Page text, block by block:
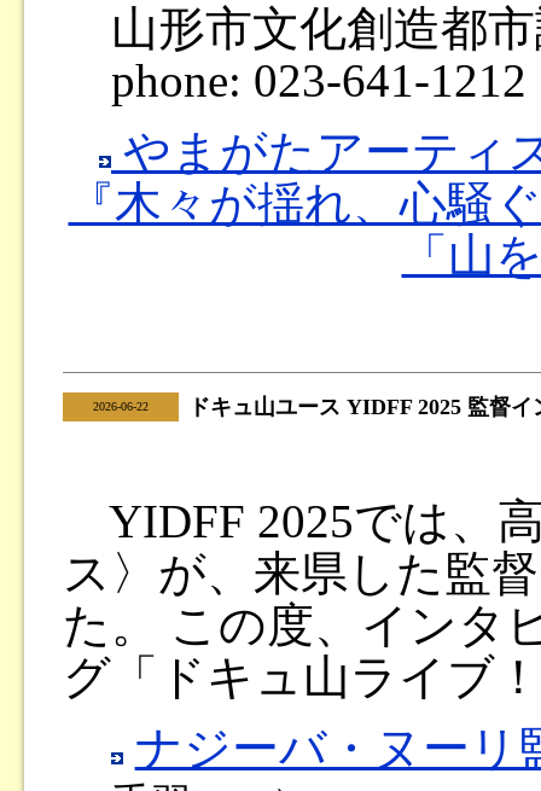
山形市文化創造都
phone: 023-641-
やまがたアーティ
『木々が揺れ、心騒
「山
2026-06-22 ドキュ山ユース YIDFF 2025 監督
YIDFF 2025では、
ス〉が、来県した監
た。 この度、インタ
グ「ドキュ山ライブ
ナジーバ・ヌーリ